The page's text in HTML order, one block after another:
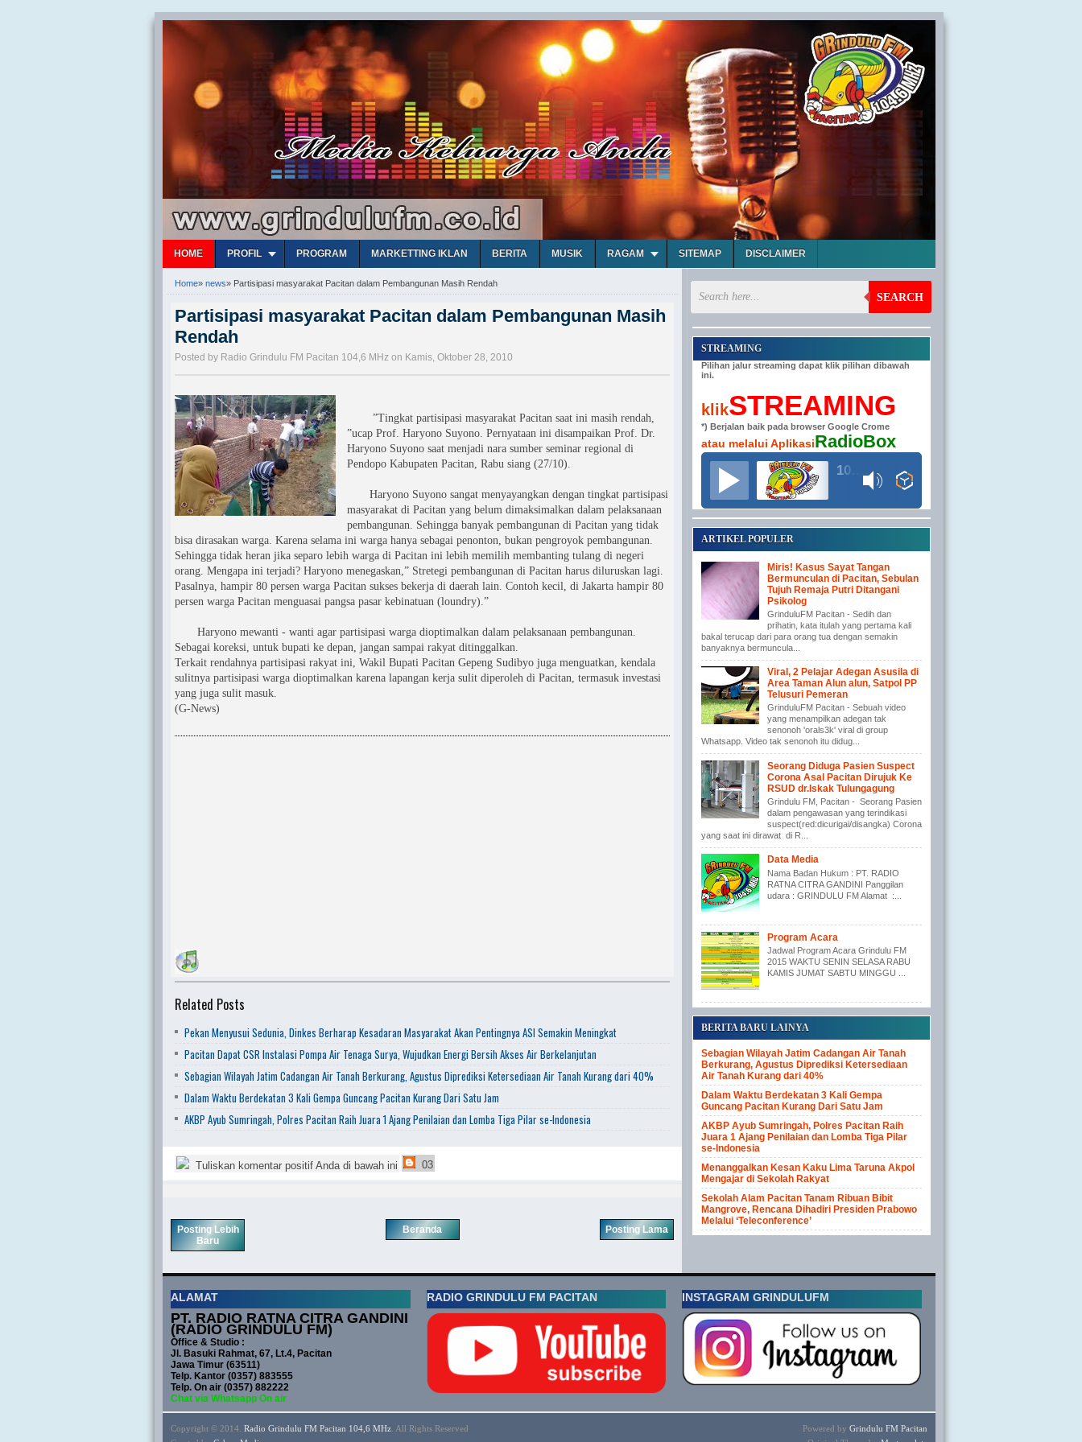
HOME PROFIL PROGRAM MARKETTING IKLAN BERITA MUSIK RAGAM SITEMAP DISCLAIMER
Home» news» Partisipasi masyarakat Pacitan dalam Pembangunan Masih Rendah
Partisipasi masyarakat Pacitan dalam Pembangunan Masih
Rendah
Posted by Radio Grindulu FM Pacitan 104,6 MHz on Kamis, Oktober 28, 2010
”Tingkat partisipasi masyarakat Pacitan saat ini masih rendah,
”ucap Prof. Haryono Suyono. Pernyataan ini disampaikan Prof. Dr.
Haryono Suyono saat menjadi nara sumber seminar regional di
Pendopo Kabupaten Pacitan, Rabu siang (27/10).
Haryono Suyono sangat menyayangkan dengan tingkat partisipasi
masyarakat di Pacitan yang belum dimaksimalkan dalam pelaksanaan
pembangunan. Sehingga banyak pembangunan di Pacitan yang tidak
bisa dirasakan warga. Karena selama ini warga hanya sebagai penonton, bukan pengroyok pembangunan.
Sehingga tidak heran jika separo lebih warga di Pacitan ini lebih memilih membanting tulang di negeri
orang. Mengapa ini terjadi? Haryono menegaskan,” Stretegi pembangunan di Pacitan harus diluruskan lagi.
Pasalnya, hampir 80 persen warga Pacitan sukses bekerja di daerah lain. Contoh kecil, di Jakarta hampir 80
persen warga Pacitan menguasai pangsa pasar kebinatuan (loundry).”
Haryono mewanti - wanti agar partisipasi warga dioptimalkan dalam pelaksanaan pembangunan.
Sebagai koreksi, untuk bupati ke depan, jangan sampai rakyat ditinggalkan.
Terkait rendahnya partisipasi rakyat ini, Wakil Bupati Pacitan Gepeng Sudibyo juga menguatkan, kendala
sulitnya partisipasi warga dioptimalkan karena lapangan kerja sulit diperoleh di Pacitan, termasuk investasi
yang juga sulit masuk.
(G-News)
Related Posts
Pekan Menyusui Sedunia, Dinkes Berharap Kesadaran Masyarakat Akan Pentingnya ASI Semakin Meningkat
Pacitan Dapat CSR Instalasi Pompa Air Tenaga Surya, Wujudkan Energi Bersih Akses Air Berkelanjutan
Sebagian Wilayah Jatim Cadangan Air Tanah Berkurang, Agustus Diprediksi Ketersediaan Air Tanah Kurang dari 40%
Dalam Waktu Berdekatan 3 Kali Gempa Guncang Pacitan Kurang Dari Satu Jam
AKBP Ayub Sumringah, Polres Pacitan Raih Juara 1 Ajang Penilaian dan Lomba Tiga Pilar se-Indonesia
Tuliskan komentar positif Anda di bawah ini 03
Posting Lebih
Baru
Posting Lama
Beranda
SEARCH
STREAMING
Pilihan jalur streaming dapat klik pilihan dibawah
ini.
klikSTREAMING
*) Berjalan baik pada browser Google Crome
atau melalui AplikasiRadioBox
ARTIKEL POPULER
Miris! Kasus Sayat Tangan
Bermunculan di Pacitan, Sebulan
Tujuh Remaja Putri Ditangani
Psikolog
GrinduluFM Pacitan - Sedih dan
prihatin, kata itulah yang pertama kali
bakal terucap dari para orang tua dengan semakin
banyaknya bermuncula...
Viral, 2 Pelajar Adegan Asusila di
Area Taman Alun alun, Satpol PP
Telusuri Pemeran
GrinduluFM Pacitan - Sebuah video
yang menampilkan adegan tak
senonoh 'orals3k' viral di group
Whatsapp. Video tak senonoh itu didug...
Seorang Diduga Pasien Suspect
Corona Asal Pacitan Dirujuk Ke
RSUD dr.Iskak Tulungagung
Grindulu FM, Pacitan - Seorang Pasien
dalam pengawasan yang terindikasi
suspect(red:dicurigai/disangka) Corona
yang saat ini dirawat di R...
Data Media
Nama Badan Hukum : PT. RADIO
RATNA CITRA GANDINI Panggilan
udara : GRINDULU FM Alamat :...
Program Acara
Jadwal Program Acara Grindulu FM
2015 WAKTU SENIN SELASA RABU
KAMIS JUMAT SABTU MINGGU ...
BERITA BARU LAINYA
Sebagian Wilayah Jatim Cadangan Air Tanah
Berkurang, Agustus Diprediksi Ketersediaan
Air Tanah Kurang dari 40%
Dalam Waktu Berdekatan 3 Kali Gempa
Guncang Pacitan Kurang Dari Satu Jam
AKBP Ayub Sumringah, Polres Pacitan Raih
Juara 1 Ajang Penilaian dan Lomba Tiga Pilar
se-Indonesia
Menanggalkan Kesan Kaku Lima Taruna Akpol
Mengajar di Sekolah Rakyat
Sekolah Alam Pacitan Tanam Ribuan Bibit
Mangrove, Rencana Dihadiri Presiden Prabowo
Melalui ‘Teleconference’
ALAMAT
PT. RADIO RATNA CITRA GANDINI
(RADIO GRINDULU FM)
Office & Studio :
Jl. Basuki Rahmat, 67, Lt.4, Pacitan
Jawa Timur (63511)
Telp. Kantor (0357) 883555
Telp. On air (0357) 882222
Chat via Whatsapp On air
RADIO GRINDULU FM PACITAN INSTAGRAM GRINDULUFM
Copyright © 2014. Radio Grindulu FM Pacitan 104,6 MHz . All Rights Reserved
Powered by Grindulu FM Pacitan